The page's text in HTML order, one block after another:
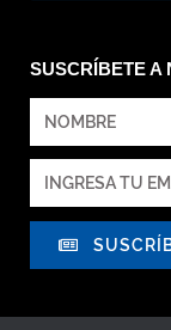
SUSCRÍBETE A